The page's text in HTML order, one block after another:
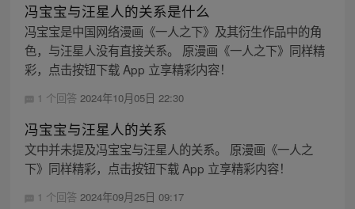
冯宝宝与汪星人的关系是什么
冯宝宝是中国网络漫画《一人之下》及其衍生作品中的角
色，与汪星人没有直接关系。 原漫画《一人之下》同样精
彩，点击按钮下载 App 立享精彩内容！
1 个回答 2024年10月05日 22:30
冯宝宝与汪星人的关系
文中并未提及冯宝宝与汪星人的关系。 原漫画《一人之
下》同样精彩，点击按钮下载 App 立享精彩内容！
1 个回答 2024年09月25日 09:17